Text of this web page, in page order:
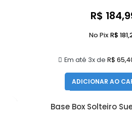
R$
Em até 3x de R$
No Pix R$
ADICIONAR AO
Base Box Solteiro